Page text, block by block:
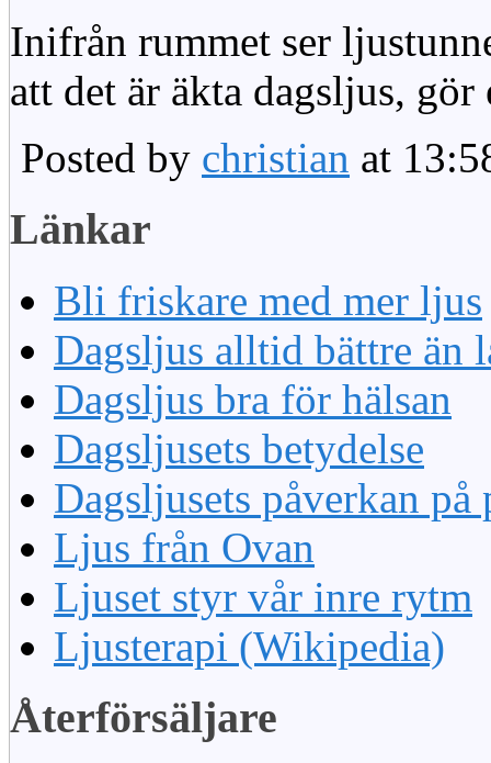
Inifrån rummet ser
att det är äkta dagsljus,
Posted by christian at
Länkar
Bli friskare med mer ljus
Dagsljus alltid bättre än
Dagsljus bra för hälsan
Dagsljusets betydelse
Dagsljusets påverkan på
Ljus från Ovan
Ljuset styr vår inre rytm
Ljusterapi (Wikipedia)
Återförsäljare